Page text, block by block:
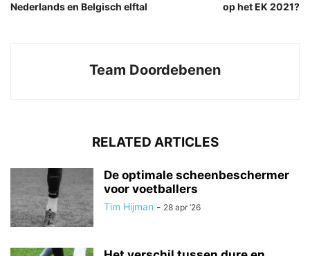
Nederlands en Belgisch elftal
op het EK 2021?
Team Doordebenen
RELATED ARTICLES
De optimale scheenbeschermer
voor voetballers
Tim Hijman - 28 apr ’26